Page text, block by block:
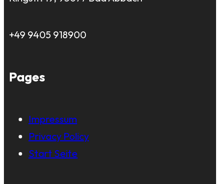
+49 9405 918900
Pages
Impressum
Privacy Policy
Start Seite